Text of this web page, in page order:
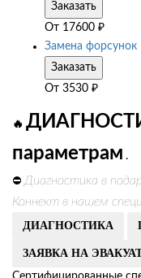
Заказать
От 17600 ₽
Замена форсунок
Заказать
От 3530 ₽
🔥
параметрам .
⛔ Диагностика в
Коннект в нашем
ДИАГНОСТИКА
ЗАЯВКА НА